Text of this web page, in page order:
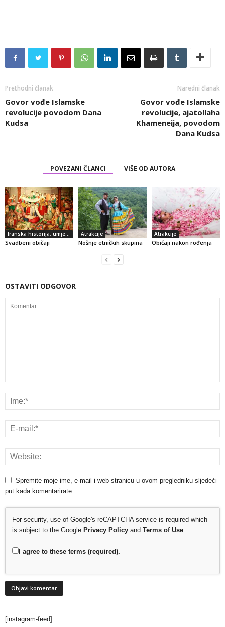
Prethodni članak
Govor vođe Islamske
revolucije povodom Dana
Kudsa
Naredni članak
Govor vođe Islamske
revolucije, ajatollaha
Khameneija, povodom
Dana Kudsa
POVEZANI ČLANCI VIŠE OD AUTORA
Svadbeni običaji
Atrakcije
Nošnje etničkih skupina
Atrakcije
Običaji nakon rođenja
OSTAVITI ODGOVOR
Spremite moje ime, e-mail i web stranicu u ovom pregledniku sljedeći
put kada komentarirate.
For security, use of Google's reCAPTCHA service is required which
is subject to the Google Privacy Policy and Terms of Use
I agree to these terms (required).
[instagram-feed]